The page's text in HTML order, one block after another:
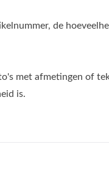
de
met afmetingen of
is.